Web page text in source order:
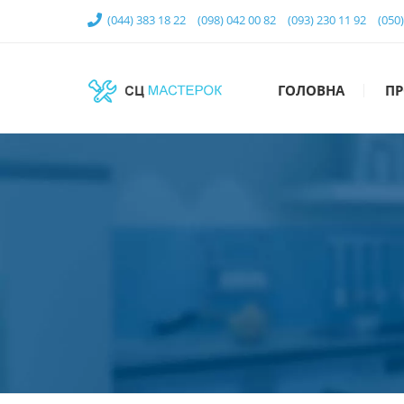
(044) 383 18 22 (098) 042 00 82 (093) 230 11 92
ГОЛОВНА